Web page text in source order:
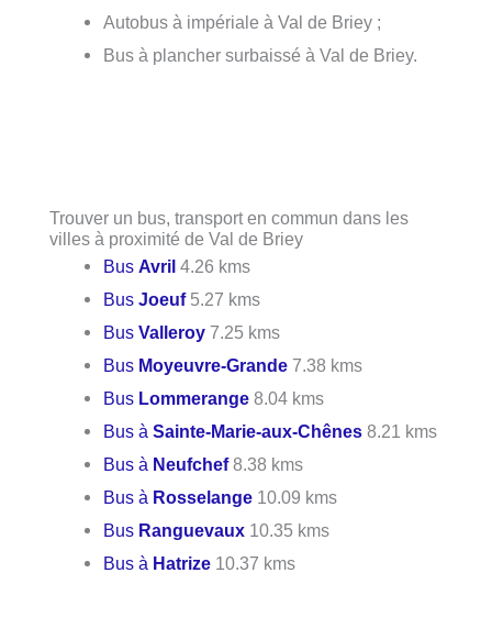
Autobus à impériale à Val de Briey ;
Bus à plancher surbaissé à Val de Briey.
Trouver un bus, transport en commun dans les
villes à proximité de Val de Briey
BusAvril 4.26 kms
BusJoeuf5.27 kms
BusValleroy 7.25 kms
Bus Moyeuvre-Grande 7.38 kms
Bus Lommerange 8.04 kms
Bus àSainte-Marie-aux-Chênes 8.21 kms
Bus à Neufchef8.38 kms
Bus à Rosselange 10.09 kms
Bus Ranguevaux 10.35 kms
Bus à Hatrize 10.37 kms